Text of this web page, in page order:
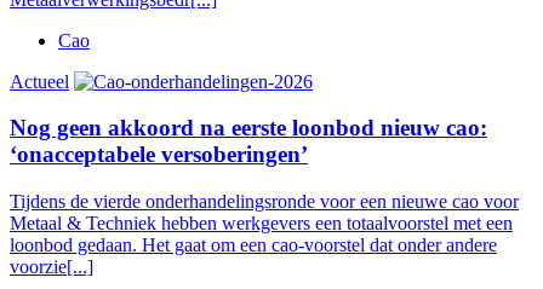
Cao
Actueel
Nog geen akkoord na eerste loonbod nieuw cao:
‘onacceptabele versoberingen’
Tijdens de vierde onderhandelingsronde voor een nieuwe cao voor
Metaal & Techniek hebben werkgevers een totaalvoorstel met een
loonbod gedaan. Het gaat om een cao-voorstel dat onder andere
voorzie[...]